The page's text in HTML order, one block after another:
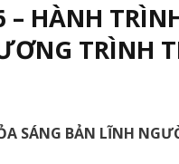
– HÀNH
TRÌNH
SÁNG BẢN LĨNH